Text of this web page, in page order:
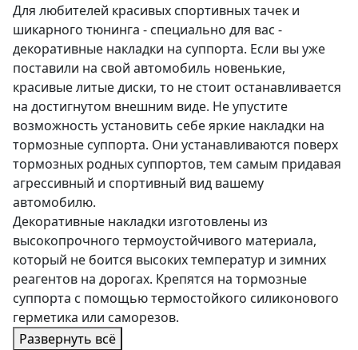
Для любителей красивых спортивных тачек и
шикарного тюнинга - специально для вас -
декоративные накладки на суппорта. Если вы уже
поставили на свой автомобиль новенькие,
красивые литые диски, то не стоит останавливается
на достигнутом внешним виде. Не упустите
возможность установить себе яркие накладки на
тормозные суппорта. Они устанавливаются поверх
тормозных родных суппортов, тем самым придавая
агрессивный и спортивный вид вашему
автомобилю.
Декоративные накладки изготовлены из
высокопрочного термоустойчивого материала,
который не боится высоких температур и зимних
реагентов на дорогах. Крепятся на тормозные
суппорта с помощью термостойкого силиконового
герметика или саморезов.
Развернуть всё